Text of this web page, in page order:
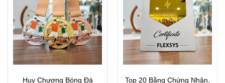
Huy Chương Bóng Đá
Top 20 Bằng Chứng Nhận,